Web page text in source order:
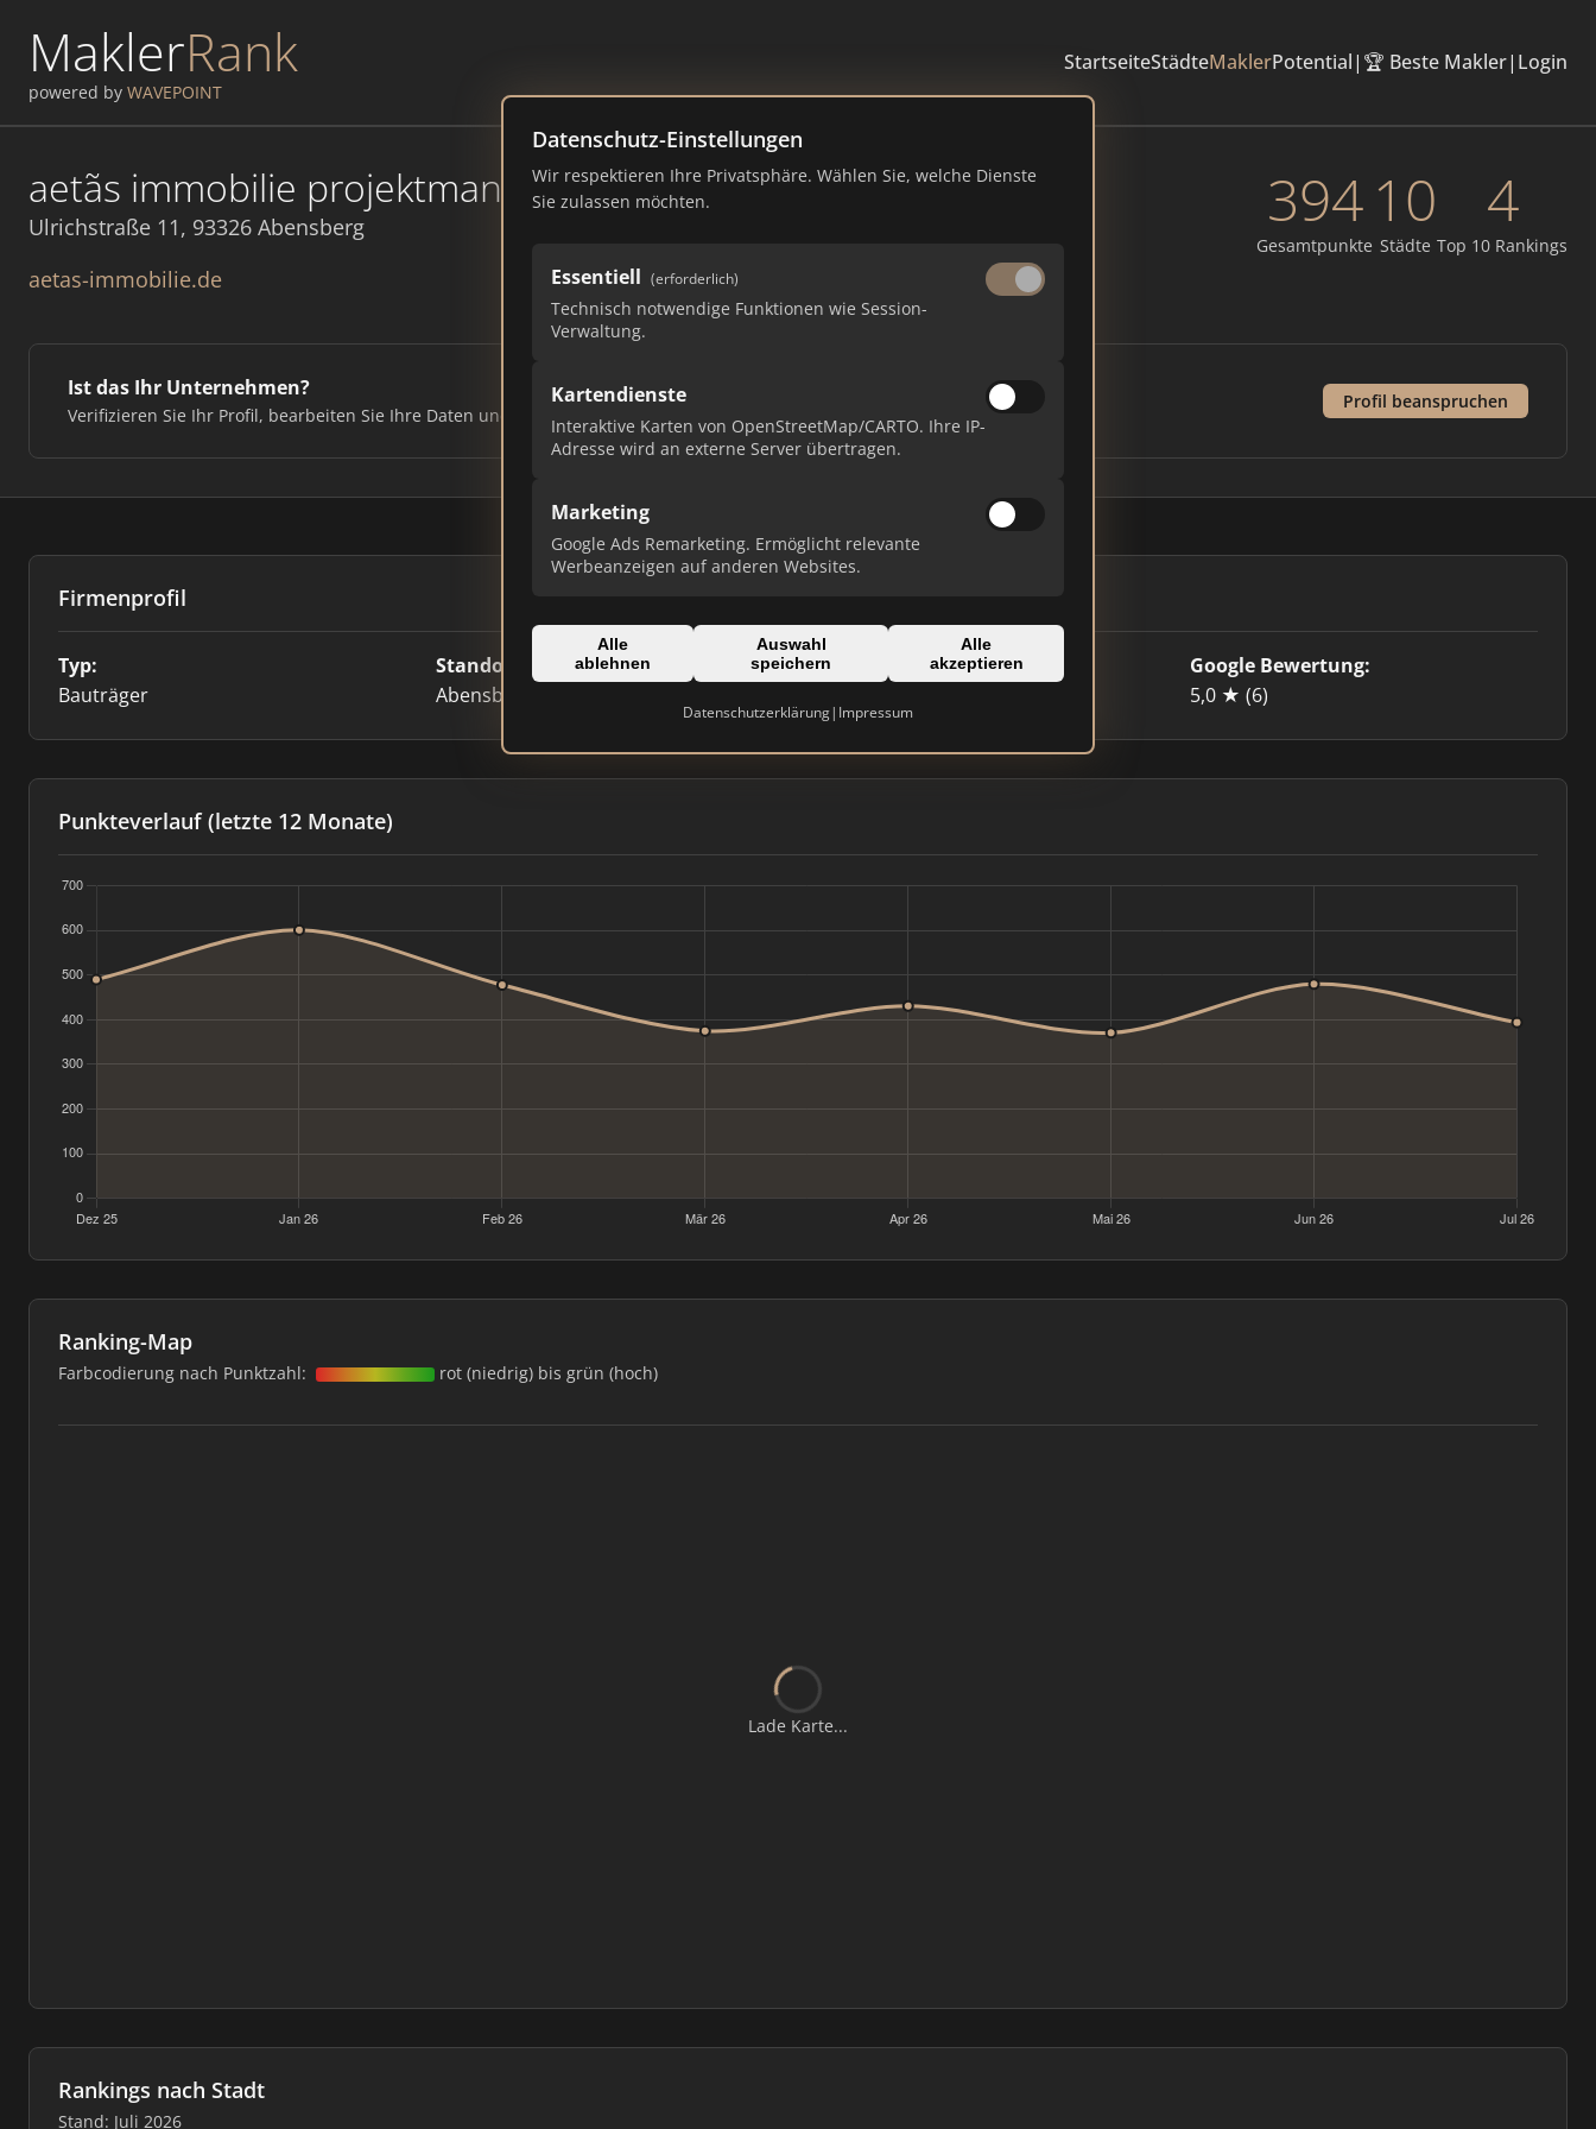
MaklerRank
powered by WAVEPOINT
StartseiteStädteMaklerPotential| 🏆 Beste Makler| Login
Datenschutz-Einstellungen
Wir respektieren Ihre Privatsphäre. Wählen Sie, welche Dienste
Sie zulassen möchten.
Essentiell (erforderlich)
Technisch notwendige Funktionen wie Session-
Verwaltung.
Kartendienste
Interaktive Karten von OpenStreetMap/CARTO. Ihre IP-
Adresse wird an externe Server übertragen.
Marketing
Google Ads Remarketing. Ermöglicht relevante
Werbeanzeigen auf anderen Websites.
Alle
ablehnen
Auswahl
speichern
Alle
akzeptieren
Datenschutzerklärung| Impressum
aetãs immobilie projektmanagement michael speis
Ulrichstraße 11, 93326 Abensberg
aetas-immobilie.de
394
Gesamtpunkte
10
Städte
4
Top 10 Rankings
Ist das Ihr Unternehmen?
Verifizieren Sie Ihr Profil, bearbeiten Sie Ihre Daten und erhalten Sie monatliche Ranking-Updates.
Profil beanspruchen
Firmenprofil
Typ:
Bauträger
Standort:
Abensberg
Domain:
Google Bewertung:
5,0 ★ (6)
Punkteverlauf (letzte 12 Monate)
Ranking-Map
Farbcodierung nach Punktzahl: rot (niedrig) bis grün (hoch)
Lade Karte...
Rankings nach Stadt
Stand: Juli 2026